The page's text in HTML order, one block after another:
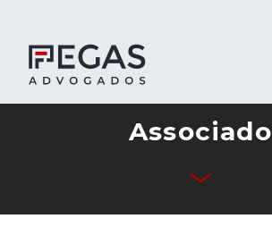
Quem SomosAssociado